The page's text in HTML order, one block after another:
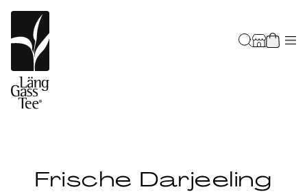
Frische Darjeeling